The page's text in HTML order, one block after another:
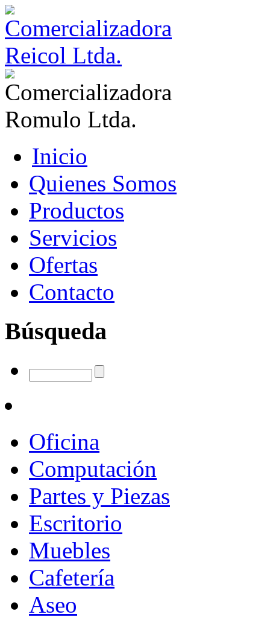
Inicio
Quienes Somos
Productos
Servicios
Ofertas
Contacto
Búsqueda
Oficina
Computación
Partes y Piezas
Escritorio
Muebles
Cafetería
Aseo